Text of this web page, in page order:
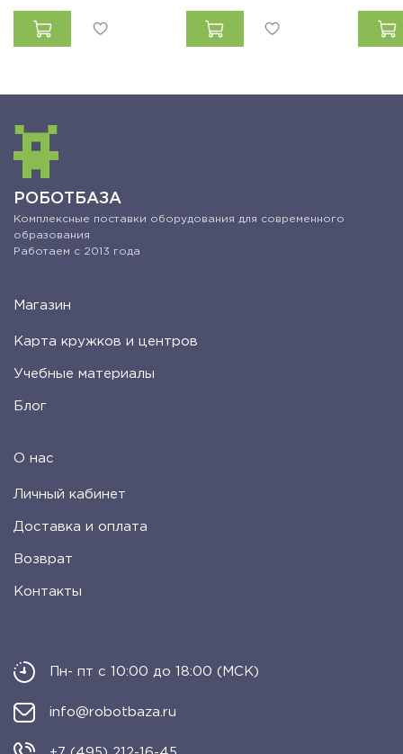
РОБОТБАЗА
Комплексные поставки оборудования для современного
образования
Работаем с 2013 года
Магазин
Карта кружков и центров
Учебные материалы
Блог
О нас
Личный кабинет
Доставка и оплата
Возврат
Контакты
Пн- пт с 10:00 до 18:00 (МСК)
info@robotbaza.ru